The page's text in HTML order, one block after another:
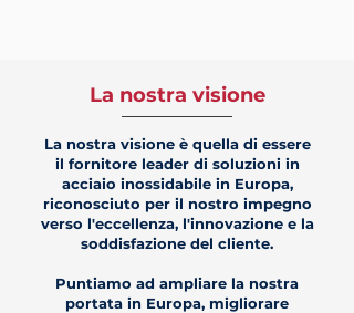
La nostra visione
La nostra visione è quella di essere
il fornitore leader di soluzioni in
acciaio inossidabile in Europa,
riconosciuto per il nostro impegno
verso l'eccellenza, l'innovazione e la
soddisfazione del cliente.
Puntiamo ad ampliare la nostra
portata in Europa, migliorare